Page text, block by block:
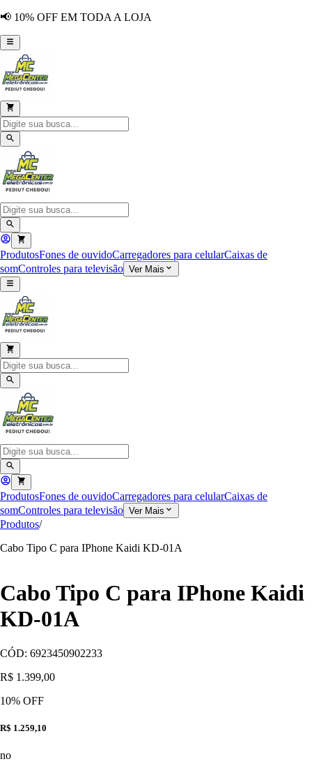
📢 10% OFF EM TODA A LOJA
ProdutosFones de ouvidoCarregadores para celularCaixas de
somControles para televisão Ver Mais
ProdutosFones de ouvidoCarregadores para celularCaixas de
somControles para televisão Ver Mais
Produtos/
Cabo Tipo C para IPhone Kaidi KD-01A
Cabo Tipo C para IPhone Kaidi
KD-01A
CÓD: 6923450902233
R$ 1.399,00
10% OFF
R$ 1.259,10
no